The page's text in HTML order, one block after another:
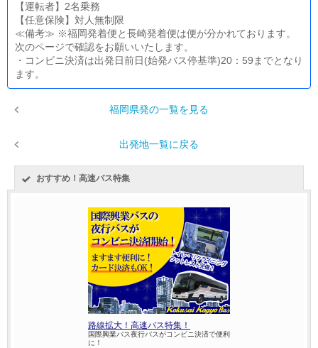
【運転者】2名乗務
【任意保険】対人無制限
≪備考≫ ※福岡発着便と長崎発着便は便が分かれております。
次のページで確認をお願いいたします。
・コンビニ決済は出発日前日(始発バス停基準)20：59までとなり
ます。
福岡県発の一覧を見る
出発地一覧に戻る
おすすめ！高速バス特集
路線拡大！高速バス特集！
国際興業バス夜行バスがコンビニ決済で便利
に！